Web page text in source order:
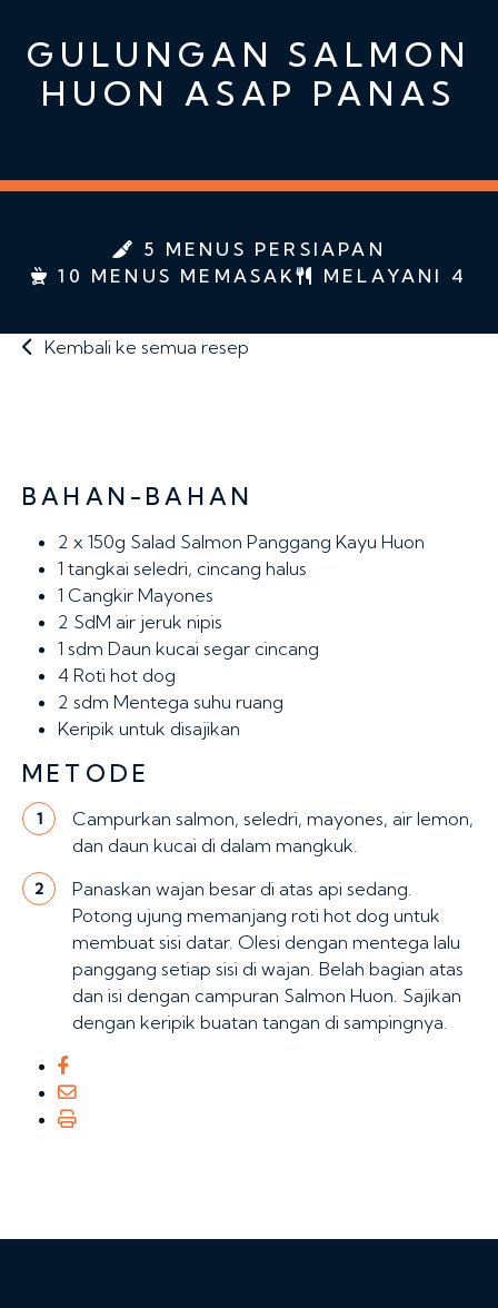
GULUNGAN SALMON
HUON ASAP PANAS
5 MENUS PERSIAPAN
10 MENUS MEMASAK
MELAYANI 4
Kembali ke semua resep
BAHAN-BAHAN
2 x 150g Salad Salmon Panggang Kayu Huon
1 tangkai seledri, cincang halus
1 Cangkir Mayones
2 SdM air jeruk nipis
1 sdm Daun kucai segar cincang
4 Roti hot dog
2 sdm Mentega suhu ruang
Keripik untuk disajikan
METODE
1
Campurkan salmon, seledri, mayones, air lemon,
dan daun kucai di dalam mangkuk.
2
Panaskan wajan besar di atas api sedang.
Potong ujung memanjang roti hot dog untuk
membuat sisi datar. Olesi dengan mentega lalu
panggang setiap sisi di wajan. Belah bagian atas
dan isi dengan campuran Salmon Huon. Sajikan
dengan keripik buatan tangan di sampingnya.